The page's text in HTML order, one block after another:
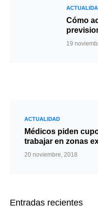
Cómo
19
ACTUALIDAD
Médicos piden
trabajar en zonas
20 noviembre, 2018
Entradas recientes